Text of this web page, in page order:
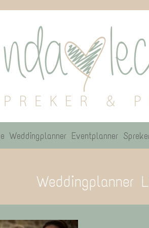
Weddingplanner Eventplanner
Weddingplanner